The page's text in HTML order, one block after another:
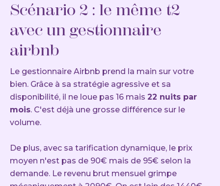
Scénario 2 : le même t2
avec un gestionnaire
airbnb
Le gestionnaire Airbnb prend la main sur votre
bien. Grâce à sa stratégie agressive et sa
disponibilité, il ne loue pas 16 mais 22 nuits par
mois. C'est déjà une grosse différence sur le
volume.
De plus, avec sa tarification dynamique, le prix
moyen n'est pas de 90€ mais de 95€ selon la
demande. Le revenu brut mensuel grimpe